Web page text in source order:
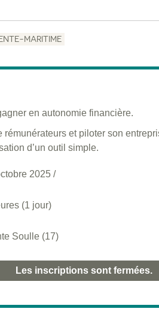
MARITIME
en autonomie financière.
rémunérateurs et piloter son
d’un outil simple.
2025 /
(1 jour)
Soulle (17)
Les inscriptions sont fermées.